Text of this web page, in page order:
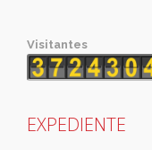
Visitantes
EXPEDIENTE